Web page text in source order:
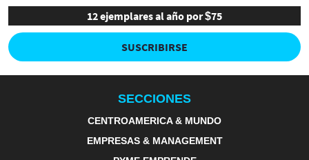
12 ejemplares al año por $75
SUSCRIBIRSE
SECCIONES
CENTROAMERICA & MUNDO
EMPRESAS & MANAGEMENT